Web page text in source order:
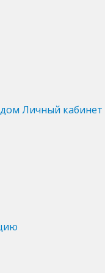
Личный кабинет